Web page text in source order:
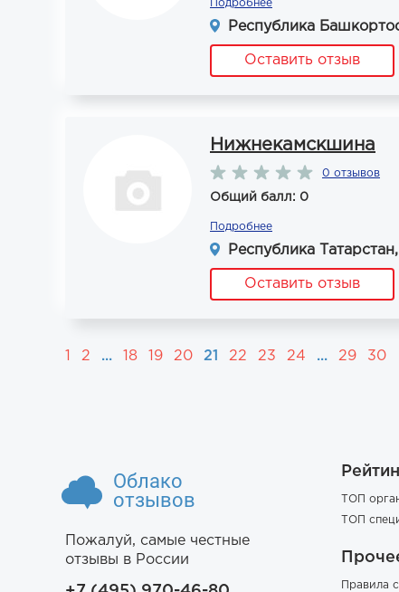
Подробнее
Республика
Оставить отзыв
Нижнекамскшина
0 отзывов
Общий балл: 0
Подробнее
Республика
Оставить отзыв
2 ... 18 19 20 21 22 23 24 ... 29 30
Облако
отзывов
Пожалуй, самые честные
отзывы в России
ТОП
ТОП
Правила